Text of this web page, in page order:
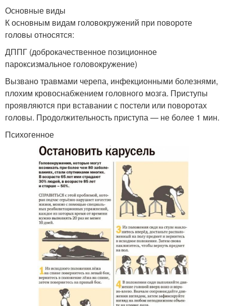
Основные виды
К основным видам головокружений при повороте
головы относятся:
ДППГ (доброкачественное позиционное
пароксизмальное головокружение)
Вызвано травмами черепа, инфекционными болезнями,
плохим кровоснабжением головного мозга. Приступы
проявляются при вставании с постели или поворотах
головы. Продолжительность приступа — не более 1 мин.
Психогенное